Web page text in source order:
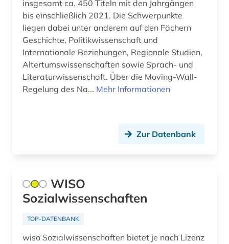
sprachwissenschaften (1)
statistik (3)
studium (1)
suchmaschine (3)
südkorea (1)
technik (16)
telekommunikation (1)
insgesamt ca. 450 Titeln mit den Jahrgängen
bis einschließlich 2021. Die Schwerpunkte
liegen dabei unter anderem auf den Fächern
Geschichte, Politikwissenschaft und
Internationale Beziehungen, Regionale Studien,
Altertumswissenschaften sowie Sprach- und
Literaturwissenschaft. Über die Moving-Wall-
Regelung des Na... Mehr Informationen
Zur Datenbank
WISO
Sozialwissenschaften
TOP-DATENBANK
wiso Sozialwissenschaften bietet je nach Lizenz